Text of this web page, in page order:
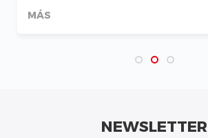
2026
MÁS
NEWSLETTER